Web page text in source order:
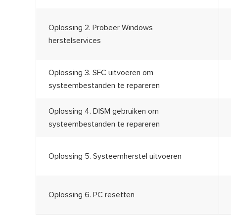
Oplossing 2. Probeer Windows
herstelservices
Oplossing 3. SFC uitvoeren om
systeembestanden te repareren
Oplossing 4. DISM gebruiken om
systeembestanden te repareren
Oplossing 5. Systeemherstel uitvoeren
Oplossing 6. PC resetten